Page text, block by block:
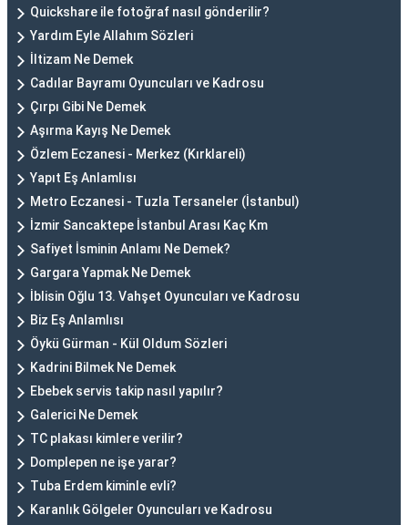
Quickshare ile fotoğraf nasıl gönderilir?
Yardım Eyle Allahım Sözleri
İltizam Ne Demek
Cadılar Bayramı Oyuncuları ve Kadrosu
Çırpı Gibi Ne Demek
Aşırma Kayış Ne Demek
Özlem Eczanesi - Merkez (Kırklareli)
Yapıt Eş Anlamlısı
Metro Eczanesi - Tuzla Tersaneler (İstanbul)
İzmir Sancaktepe İstanbul Arası Kaç Km
Safiyet İsminin Anlamı Ne Demek?
Gargara Yapmak Ne Demek
İblisin Oğlu 13. Vahşet Oyuncuları ve Kadrosu
Biz Eş Anlamlısı
Öykü Gürman - Kül Oldum Sözleri
Kadrini Bilmek Ne Demek
Ebebek servis takip nasıl yapılır?
Galerici Ne Demek
TC plakası kimlere verilir?
Domplepen ne işe yarar?
Tuba Erdem kiminle evli?
Karanlık Gölgeler Oyuncuları ve Kadrosu